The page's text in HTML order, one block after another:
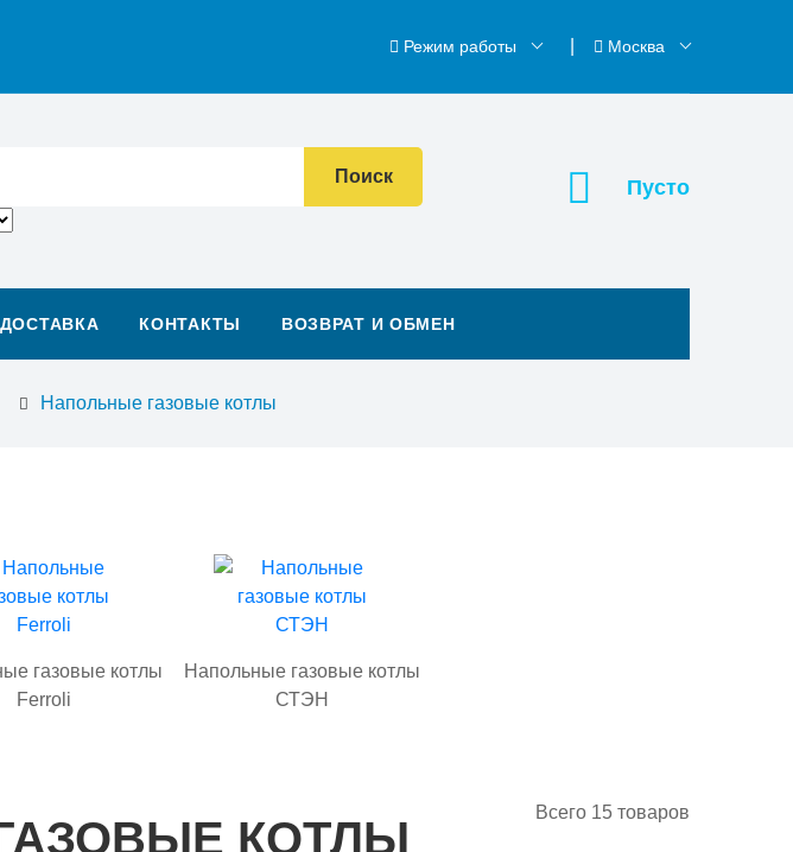
Режим работы Москва
Поиск
КОНТАКТЫ ВОЗВРАТ И ОБМЕН
Пусто
Напольные газовые котлы
газовые котлы
Ferroli
Напольные газовые котлы
СТЭН
КОТЛЫ
Всего 15 товаров